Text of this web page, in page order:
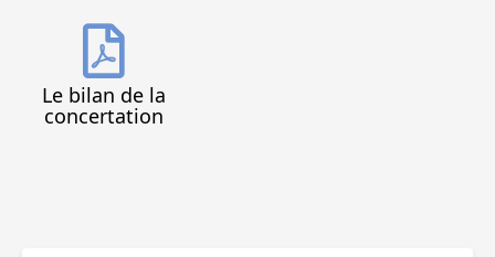
Le bilan de la
concertation